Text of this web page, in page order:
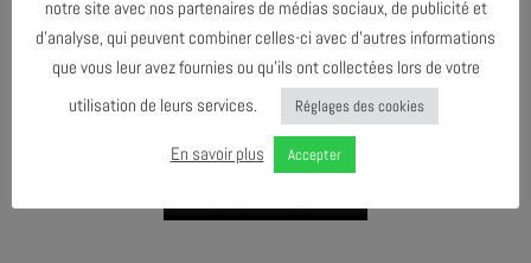
AVRIL 2023
AGENDA AU FORMATICAL
notre site avec nos partenaires de médias sociaux, de publicité et
d’analyse, qui peuvent combiner celles-ci avec d’autres informations
que vous leur avez fournies ou qu’ils ont collectées lors de votre
utilisation de leurs services.
Réglages des cookies
En savoir plus Accepter